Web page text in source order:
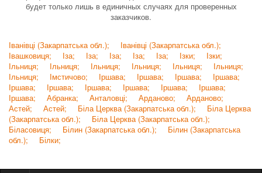
будет только лишь в единичных случаях для проверенных
заказчиков.
Іванівці (Закарпатська обл.);
Іванівці (Закарпатська обл.);
Івашковиця;
Іза; Іза; Іза; Іза; Іза; Ізки;
Ізки;
Ільниця;
Ільниця; Ільниця; Ільниця; Ільниця;
Ільниця;
Ільниця;
Імстичово; Іршава; Іршава; Іршава;
Іршава;
Іршава;
Іршава; Іршава; Іршава; Іршава;
Іршава;
Іршава;
Абранка; Анталовці; Арданово;
Арданово;
Астей;
Астей; Біла Церква (Закарпатська обл.);
Біла Церква
(Закарпатська обл.);
Біла Церква (Закарпатська обл.);
Біласовиця;
Білин (Закарпатська обл.);
Білин (Закарпатська
обл.);
Білки;